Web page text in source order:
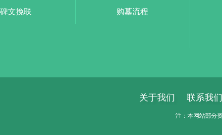
碑文挽联 购墓流程
关于我们 联系我们
注：本网站部分